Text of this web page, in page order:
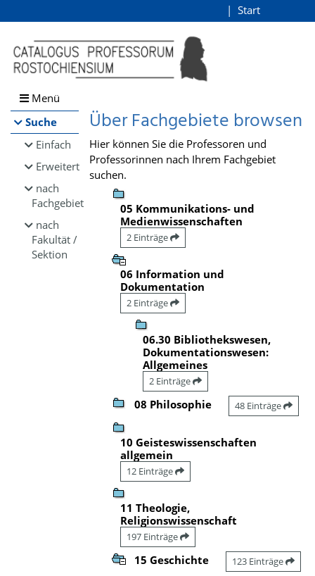
Browsen
direkt zum Inhalt
Start
Menü
Suche
Einfach
Erweitert
nach
Fachgebiet
nach
Fakultät /
Sektion
Über Fachgebiete browsen
Hier können Sie die Professoren und
Professorinnen nach Ihrem Fachgebiet
suchen.
05 Kommunikations- und
Medienwissenschaften
2 Einträge
06 Information und
Dokumentation
2 Einträge
06.30 Bibliothekswesen,
Dokumentationswesen:
Allgemeines
2 Einträge
08 Philosophie 48 Einträge
10 Geisteswissenschaften
allgemein
12 Einträge
11 Theologie,
Religionswissenschaft
197 Einträge
15 Geschichte 123 Einträge